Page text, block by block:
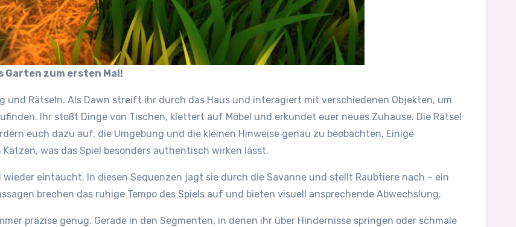
Garten zum ersten Mal!
und Rätseln. Als Dawn streift ihr durch das Haus und interagiert mit verschiedenen Objekten, um
Ihr stoßt Dinge von Tischen, klettert auf Möbel und erkundet euer neues Zuhause. Die Rätsel
euch dazu auf, die Umgebung und die kleinen Hinweise genau zu beobachten. Einige
was das Spiel besonders authentisch wirken lässt.
eintaucht. In diesen Sequenzen jagt sie durch die Savanne und stellt Raubtiere nach – ein
brechen das ruhige Tempo des Spiels auf und bieten visuell ansprechende Abwechslung.
präzise genug. Gerade in den Segmenten, in denen ihr über Hindernisse springen oder schmale